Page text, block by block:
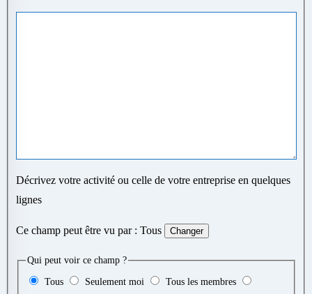
Décrivez votre activité ou celle de votre entreprise en quelques
lignes
Ce champ peut être vu par : Tous Changer
Qui peut voir ce champ ?
Tous Seulement moi
Tous les membres